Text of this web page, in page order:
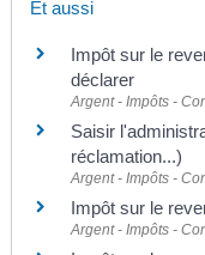
Et aussi
Impôt sur le
déclarer
Argent - Impôts -
Saisir
réclamation...)
Argent - Impôts -
Impôt sur le
Argent - Impôts -